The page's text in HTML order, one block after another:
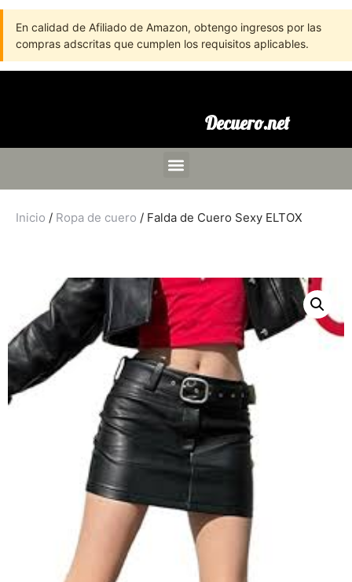
En calidad de Afiliado de Amazon, obtengo ingresos por las
compras adscritas que cumplen los requisitos aplicables.
Decuero.net
Inicio / Ropa de cuero / Falda de Cuero Sexy ELTOX